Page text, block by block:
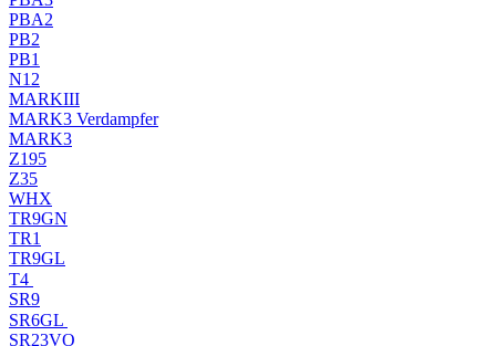
PBA2
PB2
PB1
N12
MARKIII
MARK3 Verdampfer
MARK3
Z195
Z35
WHX
TR9GN
TR1
TR9GL
T4
SR9
SR6GL
SR23VO